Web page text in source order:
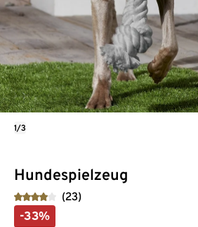
Hundespielzeug
(23)
-33%
1/3